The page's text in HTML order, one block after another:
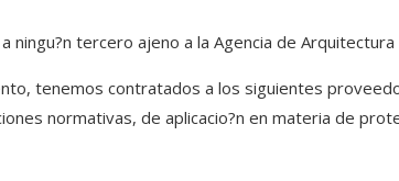
ningu?n tercero ajeno a la Agencia de
tenemos contratados a los siguientes
normativas, de aplicacio?n en materia de